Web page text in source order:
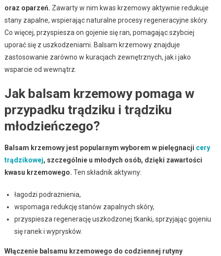
oraz oparzeń. Zawarty w nim kwas krzemowy aktywnie redukuje
stany zapalne, wspierając naturalne procesy regeneracyjne skóry.
Co więcej, przyspiesza on gojenie się ran, pomagając szybciej
uporać się z uszkodzeniami. Balsam krzemowy znajduje
zastosowanie zarówno w kuracjach zewnętrznych, jak i jako
wsparcie od wewnątrz.
Jak balsam krzemowy pomaga w
przypadku trądziku i trądziku
młodzieńczego?
Balsam krzemowy jest popularnym wyborem w pielęgnacji cery
trądzikowej, szczególnie u młodych osób, dzięki zawartości
kwasu krzemowego. Ten składnik aktywny:
łagodzi podrażnienia,
wspomaga redukcję stanów zapalnych skóry,
przyspiesza regenerację uszkodzonej tkanki, sprzyjając gojeniu
się ranek i wyprysków.
Włączenie balsamu krzemowego do codziennej rutyny